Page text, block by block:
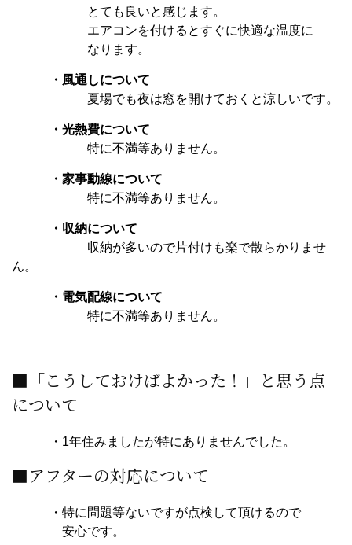
とても良いと感じます。
エアコンを付けるとすぐに快適な温度に
なります。
・風通しについて
夏場でも夜は窓を開けておくと涼しいです。
・光熱費について
特に不満等ありません。
・家事動線について
特に不満等ありません。
・収納について
収納が多いので片付けも楽で散らかりませ
ん。
・電気配線について
特に不満等ありません。
■「こうしておけばよかった！」と思う点
について
・1年住みましたが特にありませんでした。
■アフターの対応について
・特に問題等ないですが点検して頂けるので
安心です。